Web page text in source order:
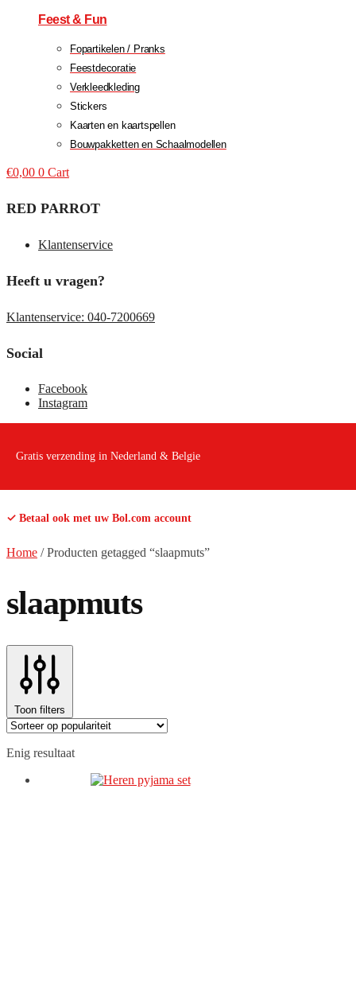
Feest & Fun
Fopartikelen / Pranks
Feestdecoratie
Verkleedkleding
Stickers
Kaarten en kaartspellen
Bouwpakketten en Schaalmodellen
€0,00 0 Cart
RED PARROT
Klantenservice
Heeft u vragen?
Klantenservice: 040-7200669
Social
Facebook
Instagram
Gratis verzending in Nederland & Belgie
✓ Betaal ook met uw Bol.com account
Home /Producten getagged “slaapmuts”
slaapmuts
Toon filters
Enig resultaat